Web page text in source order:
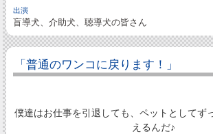
出演
盲導犬、介助犬、聴導犬の皆さん
「普通のワンコに戻ります！」
僕達はお仕事を引退しても、ペットとしてず
えるんだ♪